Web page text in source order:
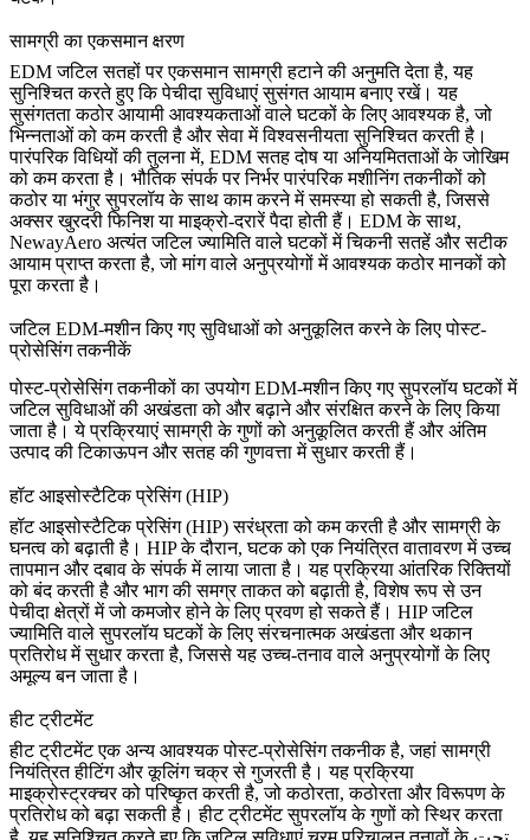
सामग्री का एकसमान क्षरण
EDM जटिल सतहों पर एकसमान सामग्री हटाने की अनुमति देता है, यह
सुनिश्चित करते हुए कि पेचीदा सुविधाएं सुसंगत आयाम बनाए रखें। यह
सुसंगतता कठोर आयामी आवश्यकताओं वाले घटकों के लिए आवश्यक है, जो
भिन्नताओं को कम करती है और सेवा में विश्वसनीयता सुनिश्चित करती है।
पारंपरिक विधियों की तुलना में, EDM सतह दोष या अनियमितताओं के जोखिम
को कम करता है। भौतिक संपर्क पर निर्भर पारंपरिक मशीनिंग तकनीकों को
कठोर या भंगुर सुपरलॉय के साथ काम करने में समस्या हो सकती है, जिससे
अक्सर खुरदरी फिनिश या माइक्रो-दरारें पैदा होती हैं। EDM के साथ,
NewayAero अत्यंत जटिल ज्यामिति वाले घटकों में चिकनी सतहें और सटीक
आयाम प्राप्त करता है, जो मांग वाले अनुप्रयोगों में आवश्यक कठोर मानकों को
पूरा करता है।
जटिल EDM-मशीन किए गए सुविधाओं को अनुकूलित करने के लिए पोस्ट-
प्रोसेसिंग तकनीकें
पोस्ट-प्रोसेसिंग तकनीकों का उपयोगEDM-मशीन किए गएसुपरलॉय घटकों में
जटिल सुविधाओं की अखंडता को और बढ़ाने और संरक्षित करने के लिए किया
जाता है। ये प्रक्रियाएं सामग्री के गुणों को अनुकूलित करती हैं और अंतिम
उत्पाद की टिकाऊपन और सतह की गुणवत्ता में सुधार करती हैं।
हॉट आइसोस्टैटिक प्रेसिंग (HIP)
हॉट आइसोस्टैटिक प्रेसिंग (HIP)सरंध्रता को कम करती है और सामग्री के
घनत्व को बढ़ाती है। HIP के दौरान, घटक को एक नियंत्रित वातावरण में उच्च
तापमान और दबाव के संपर्क में लाया जाता है। यह प्रक्रिया आंतरिक रिक्तियों
को बंद करती है और भाग की समग्र ताकत को बढ़ाती है, विशेष रूप से उन
पेचीदा क्षेत्रों में जो कमजोर होने के लिए प्रवण हो सकते हैं। HIP जटिल
ज्यामिति वाले सुपरलॉय घटकों के लिए संरचनात्मक अखंडता और थकान
प्रतिरोध में सुधार करता है, जिससे यह उच्च-तनाव वाले अनुप्रयोगों के लिए
अमूल्य बन जाता है।
हीट ट्रीटमेंट
हीट ट्रीटमेंटएक अन्य आवश्यक पोस्ट-प्रोसेसिंग तकनीक है, जहां सामग्री
नियंत्रित हीटिंग और कूलिंग चक्र से गुजरती है। यह प्रक्रिया
माइक्रोस्ट्रक्चर को परिष्कृत करती है, जो कठोरता, कठोरता और विरूपण के
प्रतिरोध को बढ़ा सकती है। हीट ट्रीटमेंट सुपरलॉय के गुणों को स्थिर करता